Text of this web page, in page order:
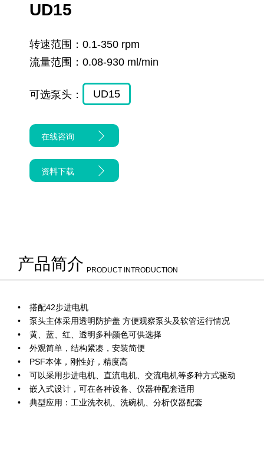
UD15
转速范围： 0.1-350 rpm
流量范围： 0.08-930 ml/min
可选泵头： UD15
在线咨询
资料下载
产品简介 PRODUCT INTRODUCTION
搭配42步进电机
泵头主体采用透明防护盖 方便观察泵头及软管运行情况
黄、蓝、红、透明多种颜色可供选择
外观简单，结构紧凑，安装简便
PSF本体，刚性好，精度高
可以采用步进电机、直流电机、交流电机等多种方式驱动
嵌入式设计，可在各种设备、仪器种配套适用
典型应用：工业洗衣机、洗碗机、分析仪器配套